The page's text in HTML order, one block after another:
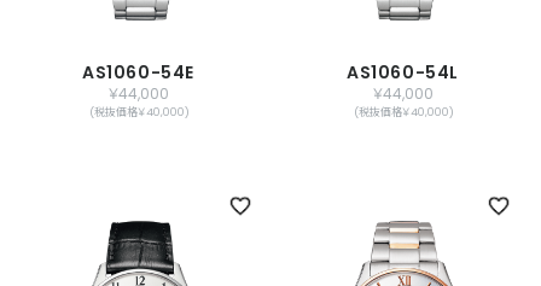
AS1060-54E
￥44,000
(税抜価格￥40,000)
AS1060-54L
￥44,000
(税抜価格￥40,000)